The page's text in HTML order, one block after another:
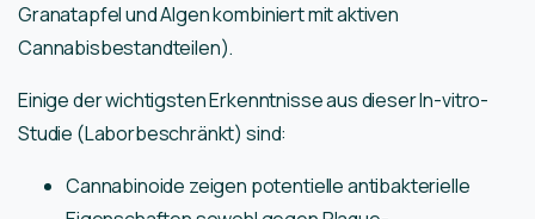
Granatapfel und Algen kombiniert mit aktiven
Cannabisbestandteilen).
Einige der wichtigsten Erkenntnisse aus dieser In-vitro-
Studie (Laborbeschränkt) sind:
Cannabinoide zeigen potentielle antibakterielle